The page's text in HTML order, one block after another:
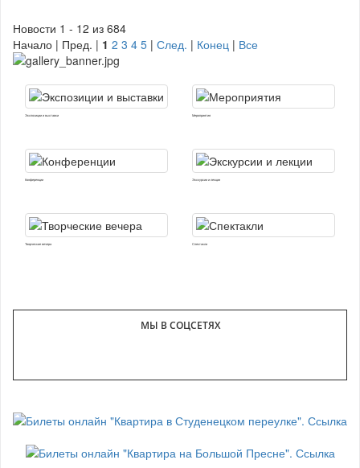
Новости 1 - 12 из 684
Начало | Пред. | 1 2 3 4 5 | След. | Конец | Все
Экспозиции и выставки Мероприятия
Конференции Экскурсии и лекции
Творческие вечера Спектакли
МЫ В СОЦСЕТЯХ